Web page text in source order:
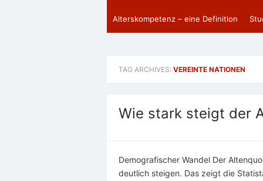
Alterskompetenz – eine Definition
TAG ARCHIVES: VEREINTE NATIONEN
Wie stark steigt der
Demografischer Wandel Der
deutlich steigen. Das zeigt die